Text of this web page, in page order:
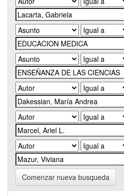
Comenzar nueva busqueda